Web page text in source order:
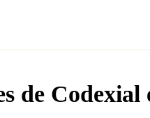
de Codexial